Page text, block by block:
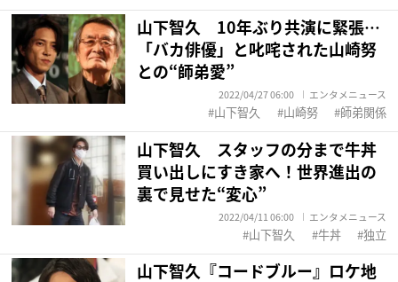
山下智久 10年ぶり共演に緊張…
「バカ俳優」と叱咤された山崎努
との“師弟愛”
2022/04/27 06:00 エンタメニュース
山下智久 山崎努 師弟関係
山下智久 スタッフの分まで牛丼
買い出しにすき家へ！世界進出の
裏で見せた“変心”
2022/04/11 06:00 エンタメニュース
山下智久 牛丼 独立
山下智久『コードブルー』ロケ地